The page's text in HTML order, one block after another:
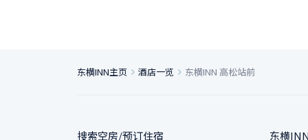
东横INN主页 酒店一览 东横INN 高松站前
搜索空房/预订住宿 东横